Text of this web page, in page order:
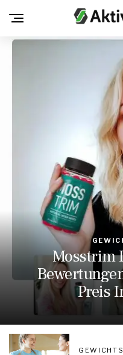
Mosstrim
Preis